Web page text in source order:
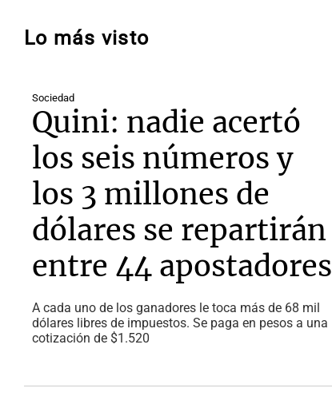
Lo más visto
Sociedad
Quini: nadie acertó
los seis números y
los 3 millones de
dólares se repartirán
entre 44 apostadores
A cada uno de los ganadores le toca más de 68 mil
dólares libres de impuestos. Se paga en pesos a una
cotización de $1.520